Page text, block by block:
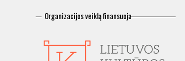
Organizacijos veiklą finansuoja